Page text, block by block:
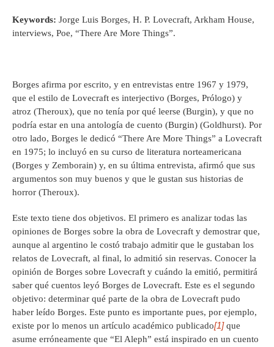
Keywords: Jorge Luis Borges, H. P. Lovecraft, Arkham House,
interviews, Poe, “There Are More Things”.
Borges afirma por escrito, y en entrevistas entre 1967 y 1979,
que el estilo de Lovecraft es interjectivo (Borges, Prólogo) y
atroz (Theroux), que no tenía por qué leerse (Burgin), y que no
podría estar en una antología de cuento (Burgin) (Goldhurst). Por
otro lado, Borges le dedicó “There Are More Things” a Lovecraft
en 1975; lo incluyó en su curso de literatura norteamericana
(Borges y Zemborain) y, en su última entrevista, afirmó que sus
argumentos son muy buenos y que le gustan sus historias de
horror (Theroux).
Este texto tiene dos objetivos. El primero es analizar todas las
opiniones de Borges sobre la obra de Lovecraft y demostrar que,
aunque al argentino le costó trabajo admitir que le gustaban los
relatos de Lovecraft, al final, lo admitió sin reservas. Conocer la
opinión de Borges sobre Lovecraft y cuándo la emitió, permitirá
saber qué cuentos leyó Borges de Lovecraft. Este es el segundo
objetivo: determinar qué parte de la obra de Lovecraft pudo
haber leído Borges. Este punto es importante pues, por ejemplo,
existe por lo menos un artículo académico publicado[1]que
asume erróneamente que “El Aleph” está inspirado en un cuento